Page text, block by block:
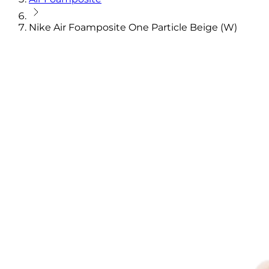
Nike Air Foamposite One Particle Beige (W)